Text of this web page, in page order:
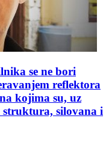
se ne bori
reflektora
kojima su, uz
silovana i